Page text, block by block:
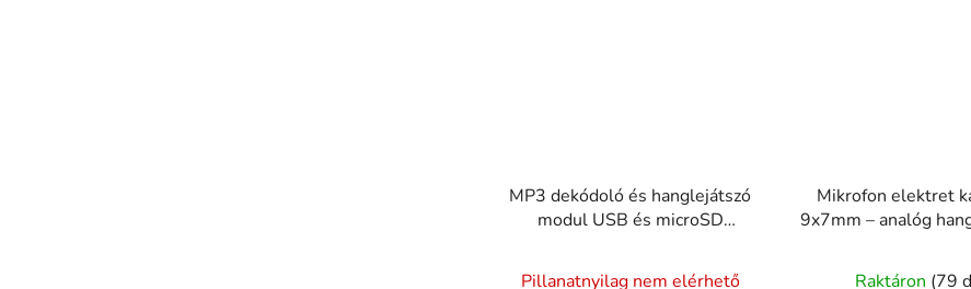
MP3 dekódoló és hanglejátszó
modul USB és microSD
Pillanatnyilag nem elérhető
Mikrofon elektret
9x7mm – analóg
Raktáron (79